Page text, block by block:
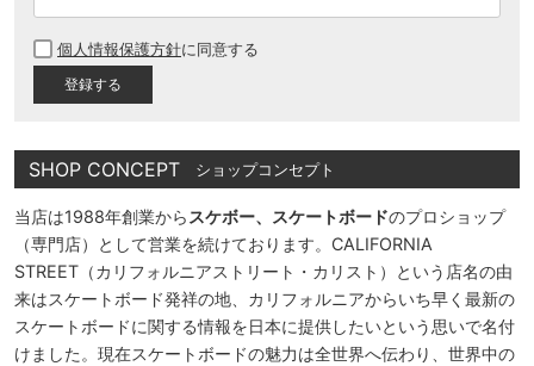
須
個人情報保護方針に同意する
SHOP CONCEPT ショップコンセプト
当店は1988年創業から スケボー、スケートボードのプロショップ
（専門店）として営業を続けております。CALIFORNIA
STREET（カリフォルニアストリート・カリスト）という店名の由
来はスケートボード発祥の地、カリフォルニアからいち早く最新の
スケートボードに関する情報を日本に提供したいという思いで名付
けました。現在スケートボードの魅力は全世界へ伝わり、世界中の